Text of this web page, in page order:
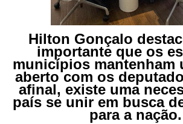
Hilton Gonçalo
importante que os
municípios mantenham
aberto com os
afinal, existe uma
país se unir em busca
para a nação.